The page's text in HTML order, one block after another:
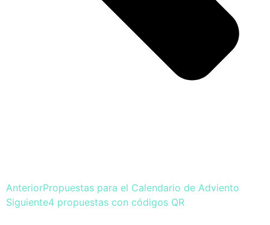
AnteriorPropuestas para el Calendario de Adviento
Siguiente4 propuestas con códigos QR